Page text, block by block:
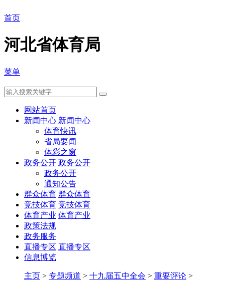
首页
河北省体育局
菜单
网站首页
新闻中心 新闻中心
体育快讯
省局要闻
体彩之窗
政务公开 政务公开
政务公开
通知公告
群众体育 群众体育
竞技体育 竞技体育
体育产业 体育产业
政策法规
政务服务
直播专区 直播专区
信息博览
主页 > 专题频道 > 十九届五中全会 > 重要评论 >